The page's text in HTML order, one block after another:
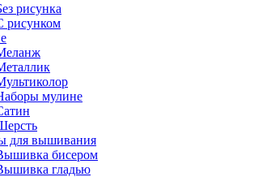
рисунка
рисунком
мулине
для вышивания
бисером
гладью